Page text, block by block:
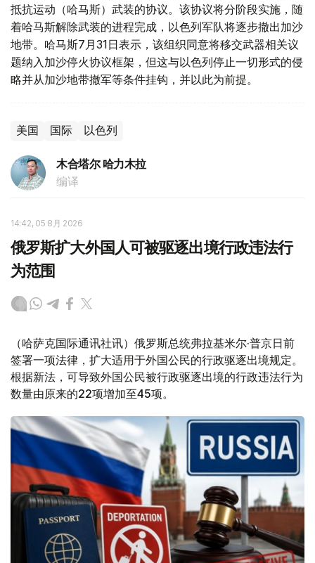
抵抗运动（哈马斯）武装的协议。该协议将分阶段实施，随
着哈马斯解除武装的进程完成，以色列军队将逐步撤出加沙
地带。哈马斯7月31日表示，该组织同意将移交武器相关议
题纳入加沙停火协议框架，但这与以色列停止一切形式的侵
略并从加沙地带撤军等条件挂钩，并以此为前提。
美国 国际 以色列
木合塔尔 哈力木拉
编译
14:42, 05 8月 2026
俄罗斯扩大外国人可被驱逐出境行政违法行
为范围
（哈萨克国际通讯社讯）俄罗斯总统弗拉基米尔·普京日前
签署一项法律，扩大适用于外国公民的行政驱逐出境规定。
根据新法，可导致外国公民被行政驱逐出境的行政违法行为
数量由原来的22项增加至45项。